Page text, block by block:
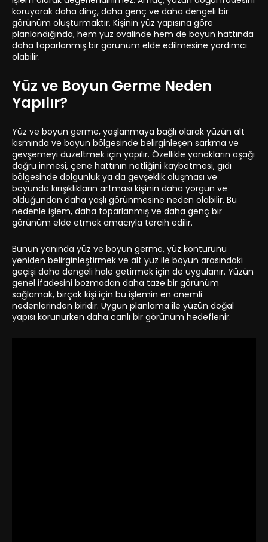
koruyarak daha dinç, daha genç ve daha dengeli bir
görünüm oluşturmaktır. Kişinin yüz yapısına göre
planlandığında, hem yüz ovalinde hem de boyun hattında
daha toparlanmış bir görünüm elde edilmesine yardımcı
olabilir.
Yüz ve Boyun Germe Neden
Yapılır?
Yüz ve boyun germe, yaşlanmaya bağlı olarak yüzün alt
kısmında ve boyun bölgesinde belirginleşen sarkma ve
gevşemeyi düzeltmek için yapılır. Özellikle yanakların aşağı
doğru inmesi, çene hattının netliğini kaybetmesi, gıdı
bölgesinde dolgunluk ya da gevşeklik oluşması ve
boyunda kırışıklıkların artması kişinin daha yorgun ve
olduğundan daha yaşlı görünmesine neden olabilir. Bu
nedenle işlem, daha toparlanmış ve daha genç bir
görünüm elde etmek amacıyla tercih edilir.
Bunun yanında yüz ve boyun germe, yüz konturunu
yeniden belirginleştirmek ve alt yüz ile boyun arasındaki
geçişi daha dengeli hale getirmek için de uygulanır. Yüzün
genel ifadesini bozmadan daha taze bir görünüm
sağlamak, birçok kişi için bu işlemin en önemli
nedenlerinden biridir. Uygun planlama ile yüzün doğal
yapısı korunurken daha canlı bir görünüm hedeflenir.